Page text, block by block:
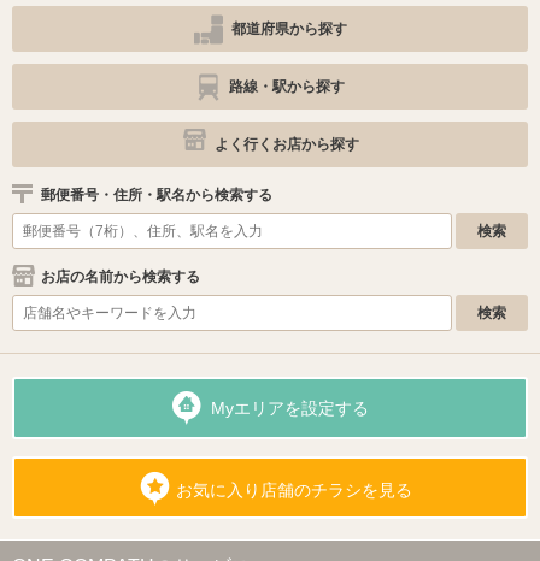
都道府県から探す
路線・駅から探す
よく行くお店から探す
郵便番号・住所・駅名から検索する
お店の名前から検索する
Myエリアを設定する
お気に入り店舗のチラシを見る